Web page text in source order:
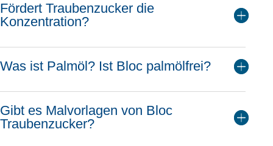
Fördert Traubenzucker die
Konzentration?
Was ist Palmöl? Ist Bloc palmölfrei?
Gibt es Malvorlagen von Bloc
Traubenzucker?